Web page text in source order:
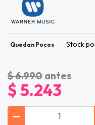
Quedan Pocos Stock
$ 6.990 antes
$ 5.243